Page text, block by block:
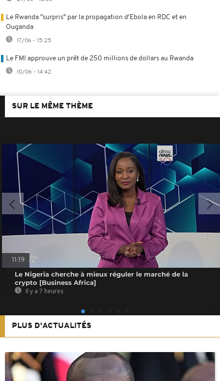
Le Rwanda "surpris" par la propagation d'Ebola en RDC et en
Ouganda
17/06 - 15:25
Le FMI approuve un prêt de 250 millions de dollars au Rwanda
10/06 - 14:42
SUR LE MÊME THÈME
11:19
Le Nigeria cherche à mieux réguler le marché de la
crypto [Business Africa]
Il y a 7 heures
PLUS D'ACTUALITÉS